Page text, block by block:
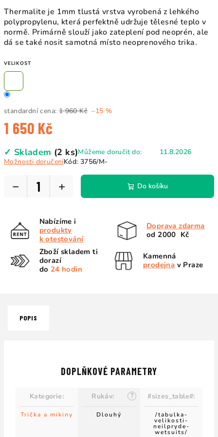
Thermalite je 1mm tlustá vrstva vyrobená z lehkého
polypropylenu, která perfektně udržuje tělesné teplo v
normě. Primárně slouží jako zateplení pod neoprén, ale
dá se také nosit samotná místo neoprenového trika.
VELIKOST
standardní cena: 1 960 Kč –15 %
1 650 Kč
cena:
✓ Skladem (2 ks)Můžeme doručit do:
11.8.2026
Možnosti doručeníKód: 3756/M-
+
− Do košíku
Nabízíme i
produkty
k otestování
Doprava zdarma
od 2000 Kč
Zboží skladem ti
dorazí
do 24 hodin
Kamenná
prodejna v Praze
POPIS
DOPLŇKOVÉ PARAMETRY
Kategorie:
Trička a mikiny
?
Rukáv:
Dlouhý
#sizes_table#:
/tabulka-
velikosti-
neilpryde-
wetsuits/